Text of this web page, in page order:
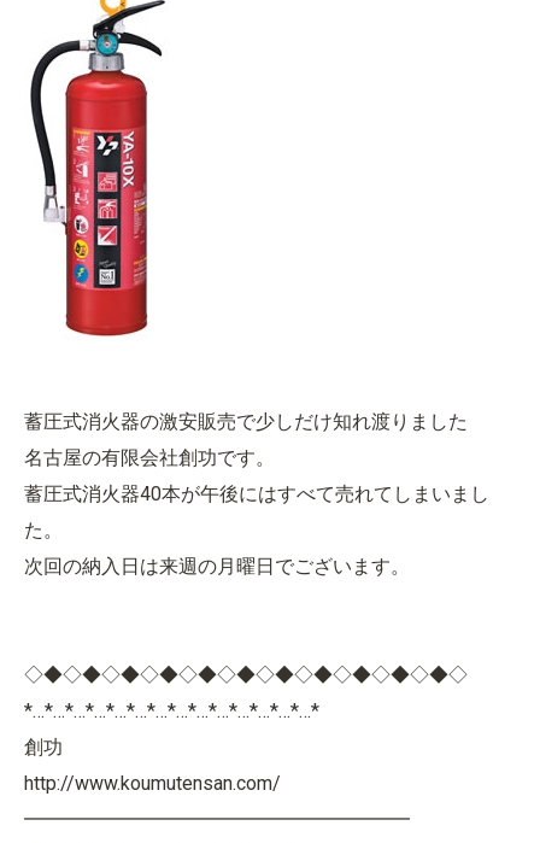
蓄圧式消火器の激安販売で少しだけ知れ渡りました
名古屋の有限会社創功です。
蓄圧式消火器40本が午後にはすべて売れてしまいまし
た。
次回の納入日は来週の月曜日でございます。
◇◆◇◆◇◆◇◆◇◆◇◆◇◆◇◆◇◆◇◆◇◆◇
*…*…*…*…*…*…*…*…*…*…*…*…*…*…*
創功
http://www.koumutensan.com/
━━━━━━━━━━━━━━━━━━━━